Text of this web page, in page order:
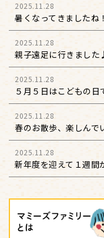
2025.11.28
暑くなってきましたね！
2025.11.28
親子遠足に行きました
2025.11.28
５月５日はこどもの日
2025.11.28
春のお散歩、楽しんで
2025.11.28
新年度を迎えて１週